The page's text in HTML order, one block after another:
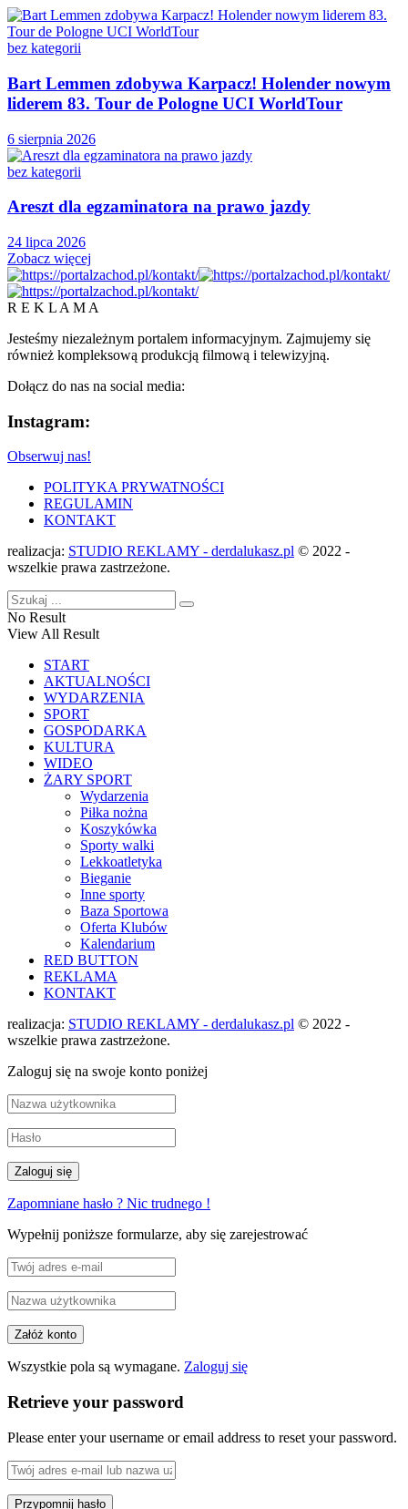
bez kategorii
Bart Lemmen zdobywa Karpacz! Holender nowym
liderem 83. Tour de Pologne UCI WorldTour
6 sierpnia 2026
bez kategorii
Areszt dla egzaminatora na prawo jazdy
24 lipca 2026
Zobacz więcej
R E K L A M A
Jesteśmy niezależnym portalem informacyjnym. Zajmujemy się
również kompleksową produkcją filmową i telewizyjną.
Dołącz do nas na social media:
Instagram:
Obserwuj nas!
POLITYKA PRYWATNOŚCI
REGULAMIN
KONTAKT
realizacja: STUDIO REKLAMY - derdalukasz.pl © 2022 -
wszelkie prawa zastrzeżone.
No Result
View All Result
START
AKTUALNOŚCI
WYDARZENIA
SPORT
GOSPODARKA
KULTURA
WIDEO
ŻARY SPORT
Wydarzenia
Piłka nożna
Koszykówka
Sporty walki
Lekkoatletyka
Bieganie
Inne sporty
Baza Sportowa
Oferta Klubów
Kalendarium
RED BUTTON
REKLAMA
KONTAKT
realizacja: STUDIO REKLAMY - derdalukasz.pl © 2022 -
wszelkie prawa zastrzeżone.
Zaloguj się na swoje konto poniżej
Zapomniane hasło ? Nic trudnego !
Wypełnij poniższe formularze, aby się zarejestrować
Wszystkie pola są wymagane. Zaloguj się
Retrieve your password
Please enter your username or email address to reset your password.